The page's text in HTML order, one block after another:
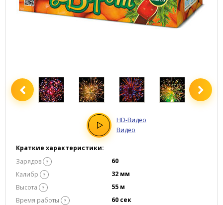
HD-Видео
Видео
Краткие характеристики:
Зарядов
?
60
Калибр
?
32 мм
Высота
?
55 м
Время работы
?
60 сек